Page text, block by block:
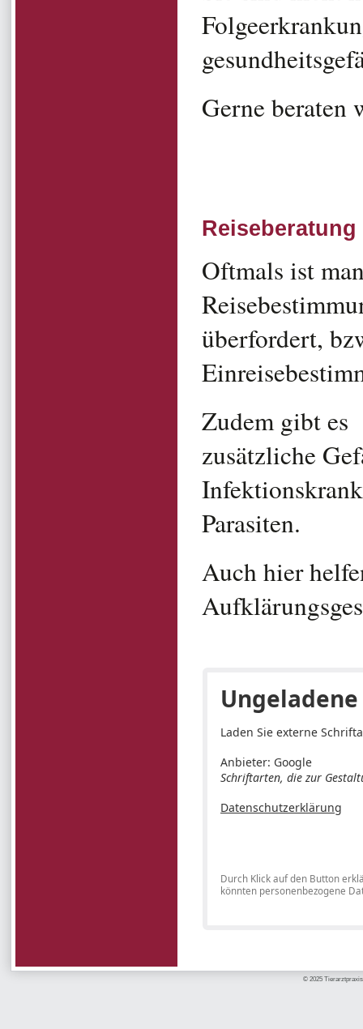
Gerne beraten
Reiseberatung
Oftmals ist
überfordert,
Zudem gibt
zusätzliche
Parasiten.
Auch hier
Laden Sie externe
Anbieter: Google
Schriftarten, die zur
Datenschutzerklärung
Durch Klick auf den Button
könnten personenbezogene
© 2025